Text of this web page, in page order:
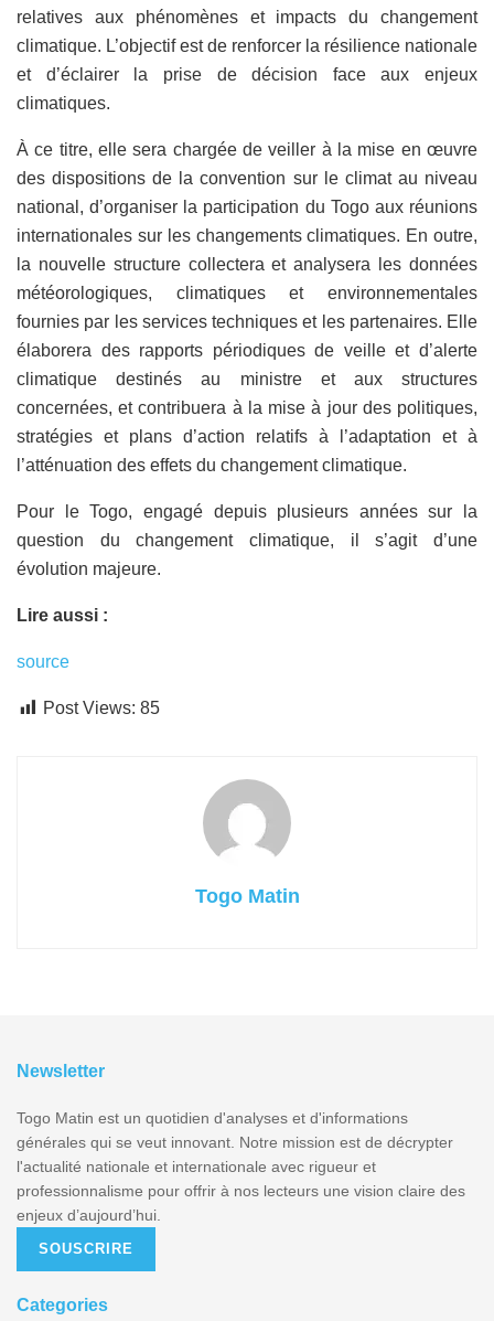
relatives aux phénomènes et impacts du changement
climatique. L’objectif est de renforcer la résilience nationale
et d’éclairer la prise de décision face aux enjeux
climatiques.
À ce titre, elle sera chargée de veiller à la mise en œuvre
des dispositions de la convention sur le climat au niveau
national, d’organiser la participation du Togo aux réunions
internationales sur les changements climatiques. En outre,
la nouvelle structure collectera et analysera les données
météorologiques, climatiques et environnementales
fournies par les services techniques et les partenaires. Elle
élaborera des rapports périodiques de veille et d’alerte
climatique destinés au ministre et aux structures
concernées, et contribuera à la mise à jour des politiques,
stratégies et plans d’action relatifs à l’adaptation et à
l’atténuation des effets du changement climatique.
Pour le Togo, engagé depuis plusieurs années sur la
question du changement climatique, il s’agit d’une
évolution majeure.
Lire aussi :
source
Post Views: 85
Togo Matin
Newsletter
Togo Matin est un quotidien d'analyses et d'informations
générales qui se veut innovant. Notre mission est de décrypter
l'actualité nationale et internationale avec rigueur et
professionnalisme pour offrir à nos lecteurs une vision claire des
enjeux d’aujourd’hui.
SOUSCRIRE
Categories